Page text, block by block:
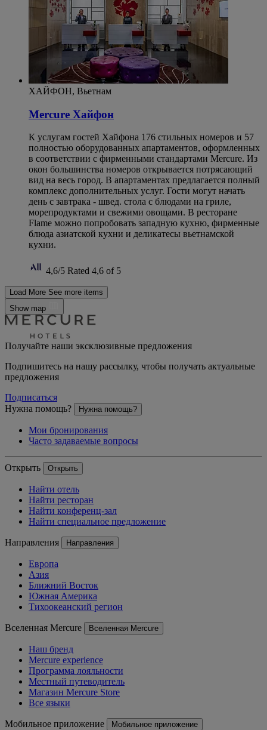
ХАЙФОН, Вьетнам
Mercure Хайфон
К услугам гостей Хайфона 176 стильных номеров и 57
полностью оборудованных апартаментов, оформленных
в соответствии с фирменными стандартами Mercure. Из
окон большинства номеров открывается потрясающий
вид на весь город. В апартаментах предлагается полный
комплекс дополнительных услуг. Гости могут начать
день с завтрака - швед. стола с блюдами на гриле,
морепродуктами и свежими овощами. В ресторане
Flame можно попробовать западную кухню, фирменные
блюда азиатской кухни и деликатесы вьетнамской
кухни.
4,6/5 Rated 4,6 of 5
Load More See more items
Show map
Получайте наши эксклюзивные предложения
Подпишитесь на нашу рассылку, чтобы получать актуальные
предложения
Подписаться
Нужна помощь?
Нужна помощь?
Мои бронирования
Часто задаваемые вопросы
Открыть Открыть
Найти отель
Найти ресторан
Найти конференц-зал
Найти специальное предложение
Направления Направления
Европа
Азия
Ближний Восток
Южная Америка
Тихоокеанский регион
Вселенная Mercure Вселенная Mercure
Наш бренд
Mercure experience
Программа лояльности
Местный путеводитель
Магазин Mercure Store
Все языки
Мобильное приложение Мобильное приложение